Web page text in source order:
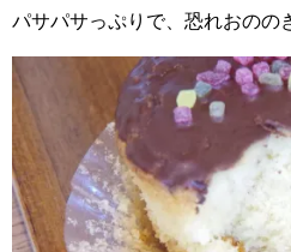
パサパサっぷりで、恐れおのの